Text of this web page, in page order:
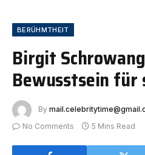
BERÜHMTHEIT
Birgit
Bewusstsein
By
No Comments
5 Mins Read